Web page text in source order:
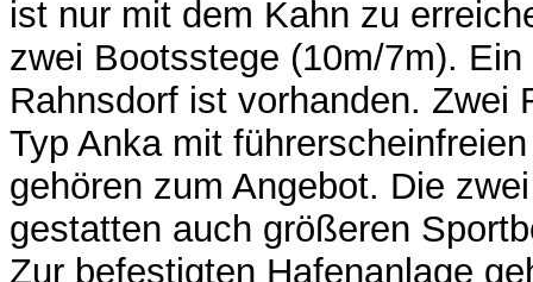
ist nur mit dem Kahn zu
zwei Bootsstege (10m/7m).
Rahnsdorf ist vorhanden. Zwei
Typ Anka mit
gehören zum Angebot. Die
gestatten auch größeren
Zur befestigten Hafenanlage